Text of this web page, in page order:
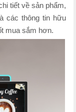
tiết về sản phẩm,
các thông tin hữu
mua sắm hơn.